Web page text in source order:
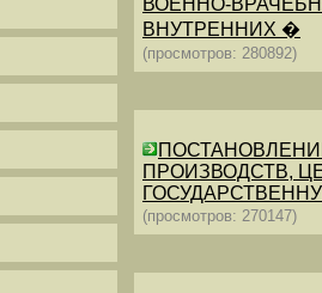
ВОЕННО-
ВНУТРЕННИХ �
(просмотров: 280892)
ПРОИЗВОДСТВ,
(просмотров: 270147)